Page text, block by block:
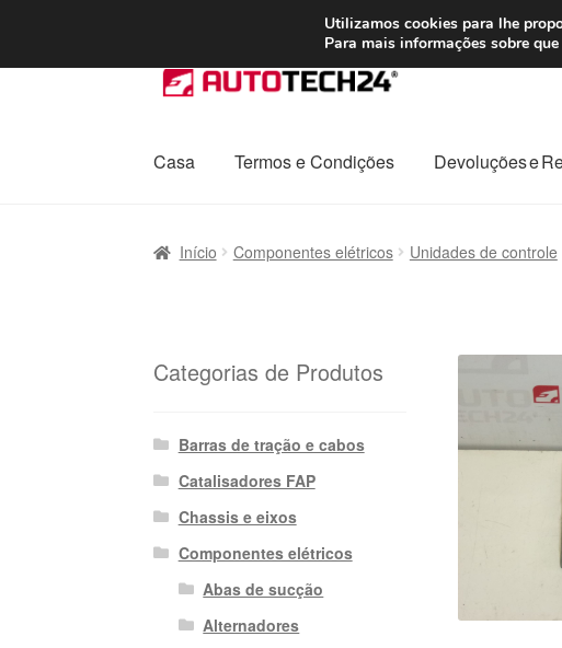
ENVIO a partir de 7 EUR
Ir
para
navegação
Saltar
para
conteúdo
Casa Termos e Condições Devoluções e
Início Componentes elétricos Unidades de controle
Categorias de Produtos
Barras de tração e cabos
Catalisadores FAP
Chassis e eixos
Componentes elétricos
Abas de sucção
Alternadores
Utilizamos cookies para lhe
Para mais informações sobre